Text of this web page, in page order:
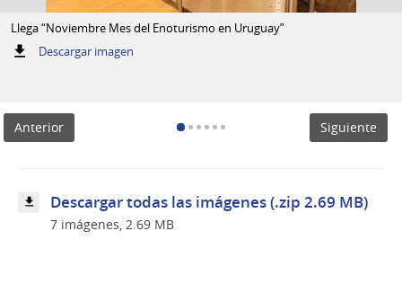
Llega “Noviembre Mes del Enoturismo en Uruguay”
Descargar imagen:
Enoturismo
Anterior Siguiente
Descargar todas las imágenes (.zip 2.69 MB)
7 imágenes, 2.69 MB